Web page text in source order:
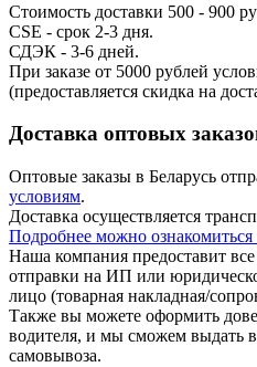
Стоимость доставки 500 - 900
CSE - срок 2-3 дня.
СДЭК - 3-6 дней.
При заказе от 5000 рублей
(предоставляется скидка на
Доставка оптовых
Оптовые заказы в Беларусь
условиям.
Доставка осуществляется
Подробнее можно ознакомиться
Наша компания предоставит
отправки на ИП или
лицо (товарная накладная/
Также вы можете оформить
водителя, и мы сможем выдать
самовывоза.